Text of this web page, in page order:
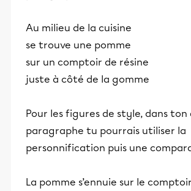
Au milieu de la cuisine
se trouve une pomme
sur un comptoir de résine
juste à côté de la gomme
Pour les figures de style, dans ton
paragraphe tu pourrais utiliser la
personnification puis une
La pomme s’ennuie sur le